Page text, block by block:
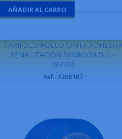
AÑADIR AL CARRO
-
TARIFOLD ROLLO CINTA ADHESIVA
SEÑALIZACIÓN 50MMX3AZUL -
197701
Ref.- F268187